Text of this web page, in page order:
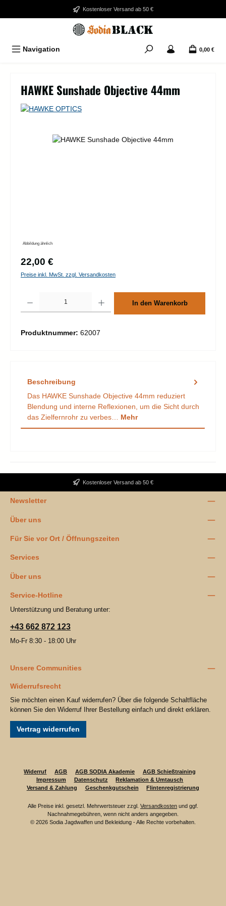
Zum Hauptinhalt springenKostenloser Versand ab 50 €
Navigation 0,00 €
HAWKE Sunshade Objective 44mm
Bildergalerie überspringen
Abbildung ähnlich
Regulärer Preis:
22,00 €
Preise inkl. MwSt. zzgl. Versandkosten
In den Warenkorb
Produktnummer: 62007
Beschreibung
Das HAWKE Sunshade Objective 44mm reduziert
Blendung und interne Reflexionen, um die Sicht durch
das Zielfernrohr zu verbes… Mehr
Kostenloser Versand ab 50 €
Newsletter
Über uns
Für Sie vor Ort / Öffnungszeiten
Services
Über uns
Service-Hotline
Unterstützung und Beratung unter:
+43 662 872 123
Mo-Fr 8:30 - 18:00 Uhr
Unsere Communities
Widerrufsrecht
Sie möchten einen Kauf widerrufen? Über die folgende Schaltfläche
können Sie den Widerruf Ihrer Bestellung einfach und direkt erklären.
Vertrag widerrufen
Widerruf AGB AGB SODIA Akademie
AGB Schießtraining
Impressum
Datenschutz
Reklamation & Umtausch
Versand & Zahlung
Geschenkgutschein Flintenregistrierung
Alle Preise inkl. gesetzl. Mehrwertsteuer zzgl. Versandkosten und ggf.
Nachnahmegebühren, wenn nicht anders angegeben.
© 2026 Sodia Jagdwaffen und Bekleidung - Alle Rechte vorbehalten.